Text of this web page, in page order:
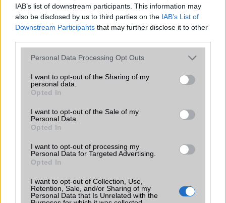
IAB’s list of downstream participants. This information may
also be disclosed by us to third parties on the IAB’s List of
Downstream Participants that may further disclose it to other
Please note that this website/app uses one or more Google
not limited to your visit or usage behaviour. You may click to
grant or deny consent to Google and its third-party tags to
use your data for below specified purposes in below Google
consent section.
Personal Data Processing Opt Outs
I want to opt-out of the Sharing of my
personal data.
Opted In
I want to opt-out of the Sale of my
Personal Data.
Opted In
I want to opt-out of processing my
Personal Data for Targeted Advertising.
Opted In
I want to opt-out of Collection, Use,
Retention, Sale, and/or Sharing of my
Personal Data that Is Unrelated with the
T9 szótár alkalmazás független szótár
Office alkalmazások
DV = Document viewer (Word,
Iránytũ ecompass
EGYÉB
Vibra jelzés Van
SIM típus
SIM-ek száma 1
Flight mode
Terület Globális